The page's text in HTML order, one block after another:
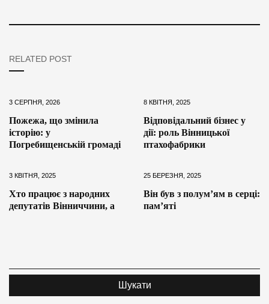
RELATED POST
3 СЕРПНЯ, 2026
Пожежа, що змінила
історію: у
Погребищенській громаді
8 КВІТНЯ, 2025
Відповідальний бізнес у
дії: роль Вінницької
птахофабрики
3 КВІТНЯ, 2025
Хто працює з народних
депутатів Вінниччини, а
25 БЕРЕЗНЯ, 2025
Він був з полум’ям в серці:
пам’яті